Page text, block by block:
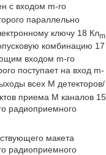
с входом m-го
параллельно
ключу 18 Клm
комбинацию 17
входом m-го
поступает на вход m-
всех М детекторов/
приема М каналов 15
радиоприемного
макета
радиоприемного